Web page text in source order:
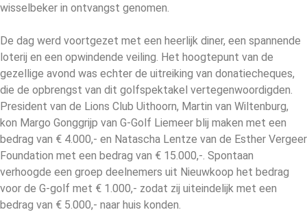
wisselbeker in ontvangst genomen.
De dag werd voortgezet met een heerlijk diner, een spannende
loterij en een opwindende veiling. Het hoogtepunt van de
gezellige avond was echter de uitreiking van donatiecheques,
die de opbrengst van dit golfspektakel vertegenwoordigden.
President van de Lions Club Uithoorn, Martin van Wiltenburg,
kon Margo Gonggrijp van G-Golf Liemeer blij maken met een
bedrag van € 4.000,- en Natascha Lentze van de Esther Vergeer
Foundation met een bedrag van € 15.000,-. Spontaan
verhoogde een groep deelnemers uit Nieuwkoop het bedrag
voor de G-golf met € 1.000,- zodat zij uiteindelijk met een
bedrag van € 5.000,- naar huis konden.